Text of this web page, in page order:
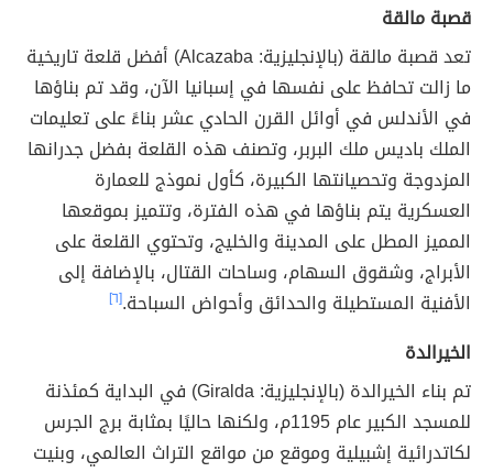
قصبة مالقة
تعد قصبة مالقة (بالإنجليزية: Alcazaba) أفضل قلعة تاريخية
ما زالت تحافظ على نفسها في إسبانيا الآن، وقد تم بناؤها
في الأندلس في أوائل القرن الحادي عشر بناءً على تعليمات
الملك باديس ملك البربر، وتصنف هذه القلعة بفضل جدرانها
المزدوجة وتحصيانتها الكبيرة، كأول نموذج للعمارة
العسكرية يتم بناؤها في هذه الفترة، وتتميز بموقعها
المميز المطل على المدينة والخليج، وتحتوي القلعة على
الأبراج، وشقوق السهام، وساحات القتال، بالإضافة إلى
الأفنية المستطيلة والحدائق وأحواض السباحة.[٦]
الخيرالدة
تم بناء الخيرالدة (بالإنجليزية: Giralda) في البداية كمئذنة
للمسجد الكبير عام 1195م، ولكنها حاليًا بمثابة برج الجرس
لكاتدرائية إشبيلية وموقع من مواقع التراث العالمي، وبنيت